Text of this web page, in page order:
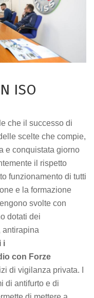
ISO
che il successo di
scelte che compie,
e conquistata giorno
il rispetto
funzionamento di tutti
e la formazione
svolte con
dotati dei
antirapina
i
con Forze
di vigilanza privata. I
di antifurto e di